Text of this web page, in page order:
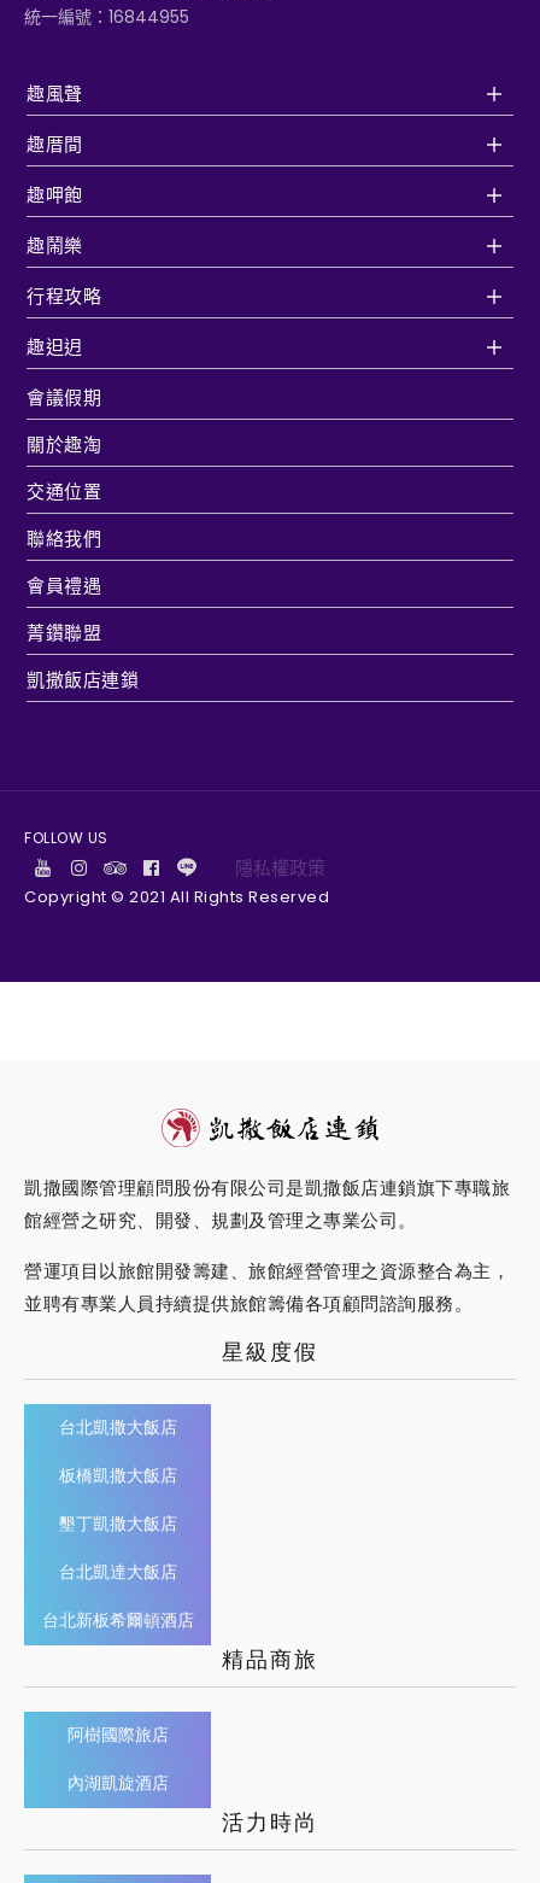
趣風聲
趣厝間
趣呷飽
趣鬧樂
行程攻略
趣𨑨迌
會議假期
關於趣淘
交通位置
聯絡我們
會員禮遇
菁鑽聯盟
凱撒飯店連鎖
統一編號：16844955
FOLLOW US
隱私權政策
Copyright © 2021 All Rights Reserved
凱撒國際管理顧問股份有限公司是凱撒飯店連鎖旗下專職旅
館經營之研究、開發、規劃及管理之專業公司。
營運項目以旅館開發籌建、旅館經營管理之資源整合為主，
並聘有專業人員持續提供旅館籌備各項顧問諮詢服務。
星級度假
台北凱撒大飯店
板橋凱撒大飯店
墾丁凱撒大飯店
台北凱達大飯店
台北新板希爾頓酒店
精品商旅
阿樹國際旅店
內湖凱旋酒店
活力時尚